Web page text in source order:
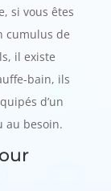
si vous êtes
cumulus de
il existe
bain, ils
d’un
au besoin.